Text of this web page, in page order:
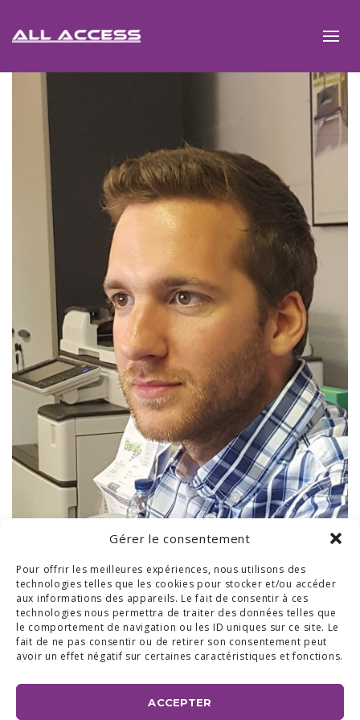
Gérer le consentement
Pour offrir les meilleures expériences, nous utilisons des
technologies telles que les cookies pour stocker et/ou accéder
aux informations des appareils. Le fait de consentir à ces
technologies nous permettra de traiter des données telles que
le comportement de navigation ou les ID uniques sur ce site. Le
fait de ne pas consentir ou de retirer son consentement peut
avoir un effet négatif sur certaines caractéristiques et fonctions.
ACCEPTER